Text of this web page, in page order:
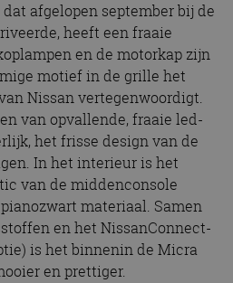
afgelopen september bij de
heeft een fraaie
en de motorkap zijn
motief in de grille het
Nissan vertegenwoordigt.
van opvallende, fraaie led-
het frisse design van de
In het interieur is het
van de middenconsole
materiaal. Samen
en het NissanConnect-
is het binnenin de Micra
en prettiger.